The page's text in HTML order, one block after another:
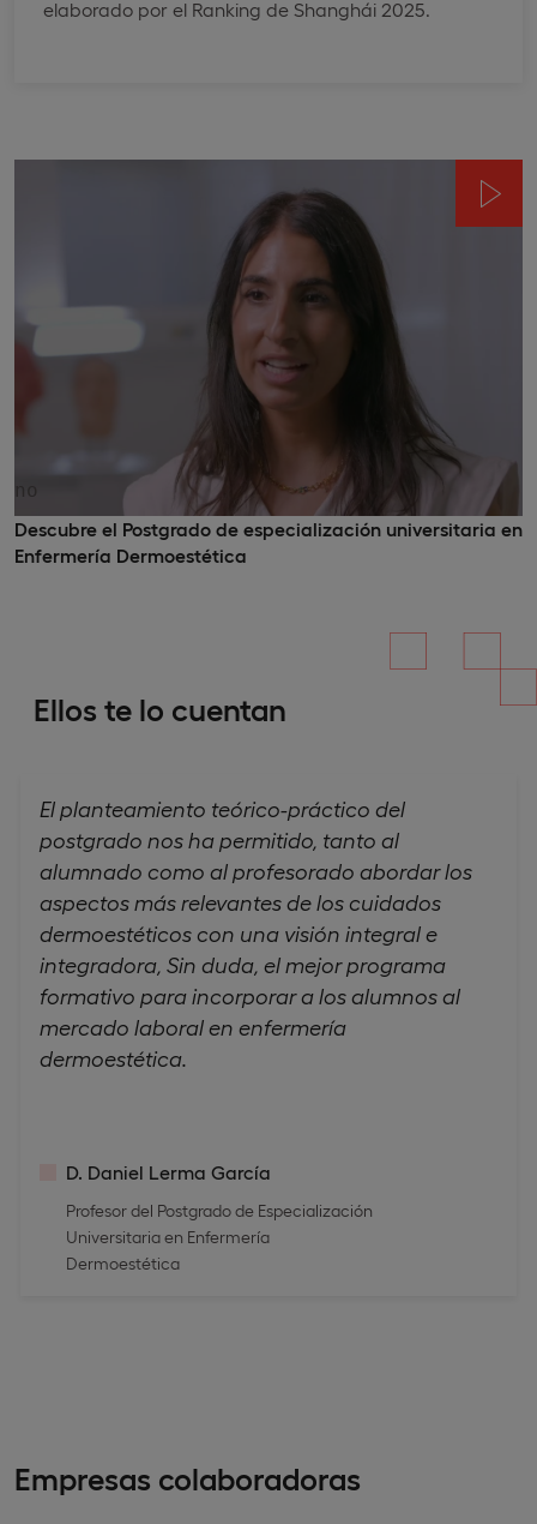
elaborado por el Ranking de Shanghái 2025.
no
Descubre el Postgrado de especialización universitaria en
Enfermería Dermoestética
Ellos te lo cuentan
El planteamiento teórico-práctico del
postgrado nos ha permitido, tanto al
alumnado como al profesorado abordar los
aspectos más relevantes de los cuidados
dermoestéticos con una visión integral e
integradora, Sin duda, el mejor programa
formativo para incorporar a los alumnos al
mercado laboral en enfermería
dermoestética.
D. Daniel Lerma García
Profesor del Postgrado de Especialización
Universitaria en Enfermería
Dermoestética
Empresas colaboradoras